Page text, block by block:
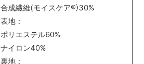
合成繊維(モイスケア®)30%
表地：
ポリエステル60%
ナイロン40%
裏地：